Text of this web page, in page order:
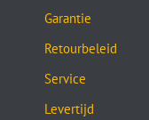
Garantie
Retourbeleid
Service
Levertijd